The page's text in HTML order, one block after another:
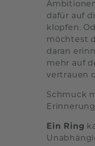
dafür auf
klopfen.
möchtest
daran
mehr auf
vertrauen
Schmuck
Ein Ring